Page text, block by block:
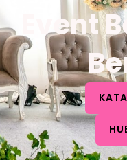
Event